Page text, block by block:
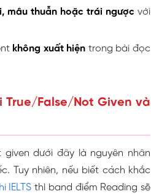
mâu thuẫn hoặc trái ngược với
không xuất hiện trong bài đọc
False/Not Given và
dưới đây là nguyên nhân
Tuy nhiên, nếu biết cách khắc
IELTS thì band điểm Reading sẽ